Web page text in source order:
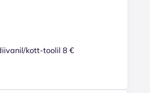
kott-toolil 8 €